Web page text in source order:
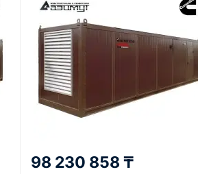
98 230 858 ₸